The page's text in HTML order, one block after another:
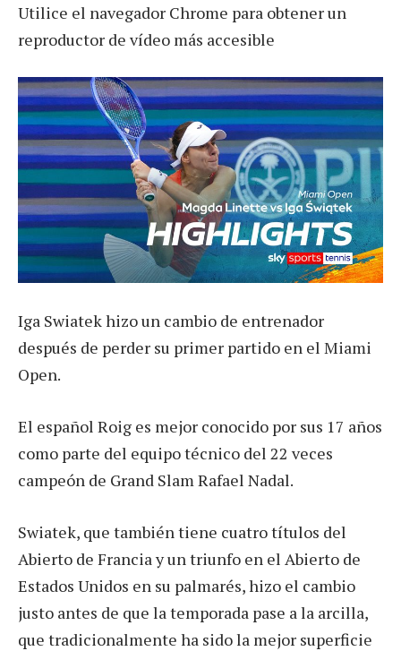
Utilice el navegador Chrome para obtener un
reproductor de vídeo más accesible
Iga Swiatek hizo un cambio de entrenador
después de perder su primer partido en el Miami
Open.
El español Roig es mejor conocido por sus 17 años
como parte del equipo técnico del 22 veces
campeón de Grand Slam Rafael Nadal.
Swiatek, que también tiene cuatro títulos del
Abierto de Francia y un triunfo en el Abierto de
Estados Unidos en su palmarés, hizo el cambio
justo antes de que la temporada pase a la arcilla,
que tradicionalmente ha sido la mejor superficie